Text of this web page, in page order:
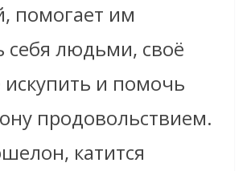
помогает им
себя людьми, своё
и помочь
продовольствием.
катится